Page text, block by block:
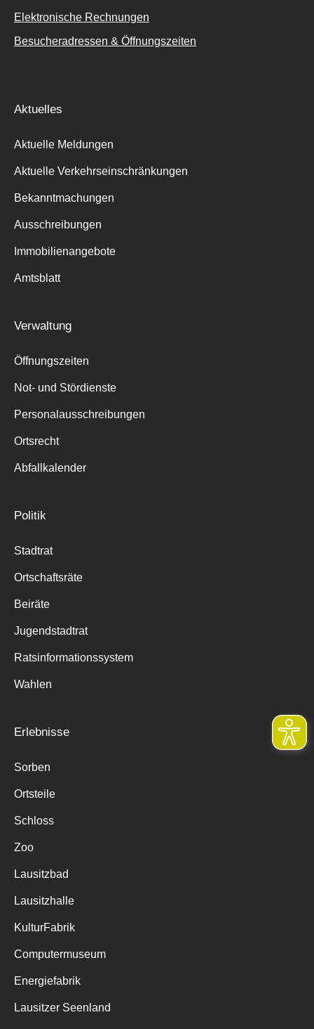
Elektronische Rechnungen
Besucheradressen & Öffnungszeiten
Aktuelles
Aktuelle Meldungen
Aktuelle Verkehrseinschränkungen
Bekanntmachungen
Ausschreibungen
Immobilienangebote
Amtsblatt
Verwaltung
Öffnungszeiten
Not- und Stördienste
Personalausschreibungen
Ortsrecht
Abfallkalender
Politik
Stadtrat
Ortschaftsräte
Beiräte
Jugendstadtrat
Ratsinformationssystem
Wahlen
Erlebnisse
Sorben
Ortsteile
Schloss
Zoo
Lausitzbad
Lausitzhalle
KulturFabrik
Computermuseum
Energiefabrik
Lausitzer Seenland